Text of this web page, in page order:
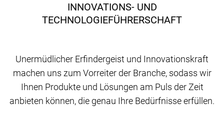
INNOVATIONS- UND
TECHNOLOGIEFÜHRERSCHAFT
Unermüdlicher Erfindergeist und Innovationskraft
machen uns zum Vorreiter der Branche, sodass wir
Ihnen Produkte und Lösungen am Puls der Zeit
anbieten können, die genau Ihre Bedürfnisse erfüllen.